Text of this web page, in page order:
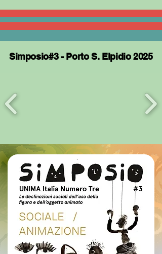
Simposio#3 - Porto S. Elpidio 2025
Simposio#3 - Porto S. Elpidio 2025